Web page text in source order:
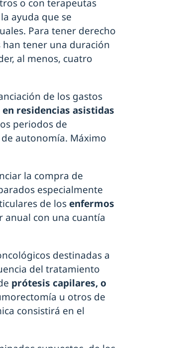
o con terapeutas
ayuda que se
Para tener derecho
tener una duración
al menos, cuatro
de los gastos
residencias asistidas
periodos de
autonomía. Máximo
la compra de
especialmente
de los enfermos
anual con una cuantía
destinadas a
del tratamiento
prótesis capilares, o
u otros de
consistirá en el